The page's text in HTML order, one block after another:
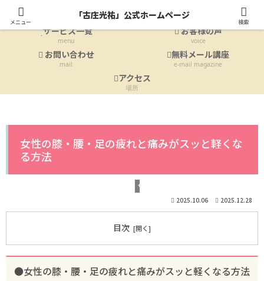
profile
サービス一覧
menu
お客様の声
voice
お問い合わせ
mail
無料メール講座
e-mail magazine
アクセス
場所
女性の膝・腰・足の疲れと痛みがスッと軽くな
る方法
サービス詳細
2025.10.06 2025.12.28
目次
●女性の膝・腰・足の疲れと痛みがスッと軽くなる方法
メニュー
「古庄光祐」公式ホームページ
検索